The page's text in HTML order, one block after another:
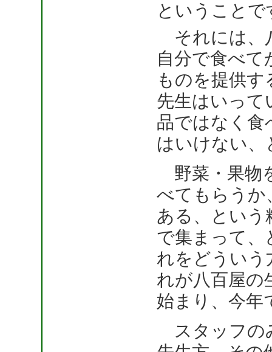
ということで
それには、
自分で食べ
ものを提供
先生はいって
品ではなく食
はいけない
野菜・果物
べてもらうか
ある、という
で集まって、
れをどういう
れが八百屋の
始まり、今年
スタッフの